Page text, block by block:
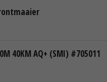
40KM AQ+ (SMI) #705011